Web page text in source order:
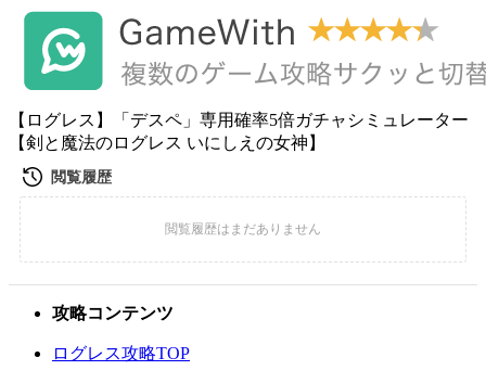
【ログレス】「デスペ」専用確率5倍ガチャシミュレーター
【剣と魔法のログレス いにしえの女神】
攻略コンテンツ
ログレス攻略TOP